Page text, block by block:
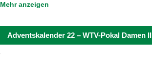
Mehr anzeigen
Adventskalender 22 – WTV-Pokal Damen II